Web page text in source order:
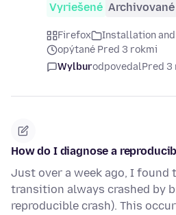
Vyriešené Archivované
Firefox
Installation
opýtané Pred 3 rokmi
WylburodpovedalPred 3
How do I diagnose a
Just over a week ago, I found
transition always crashed by
reproducible crash). This